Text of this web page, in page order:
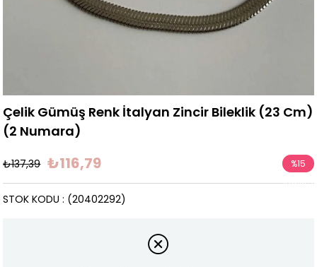
Çelik Gümüş Renk İtalyan Zincir Bileklik (23 Cm)
(2 Numara)
₺137,39 ₺116,79 %15
İndirim
(20402292)
STOK KODU